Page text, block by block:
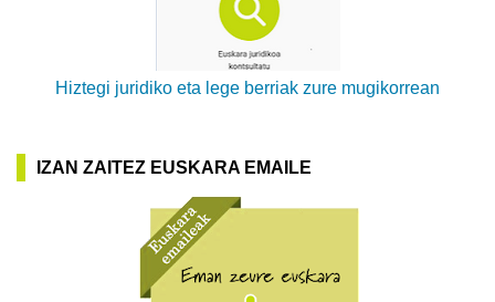
Hiztegi juridiko eta lege berriak zure mugikorrean
IZAN ZAITEZ EUSKARA EMAILE